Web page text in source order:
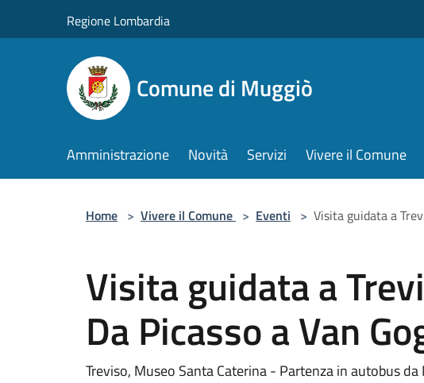
Regione Lombardia
Comune di Muggiò
Amministrazione Novità Servizi Vivere il Comune
Home > Vivere il Comune > Eventi > Visita guidata a
Visita guidata a
Da Picasso a Van
Treviso, Museo Santa Caterina - Partenza in autobus da